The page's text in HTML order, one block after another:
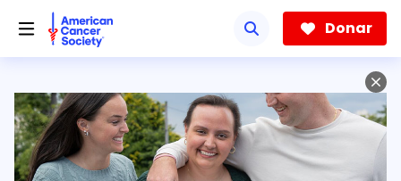
hacia
contenido
Donar